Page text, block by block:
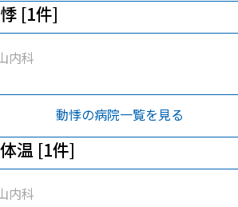
[1件]
内科
動悸の病院一覧を見る
温 [1件]
内科